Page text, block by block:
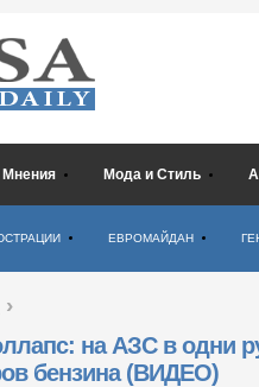
Мнения Мода и Стиль
ЕВРОМАЙДАН
›
на АЗС в одни
бензина (ВИДЕО)